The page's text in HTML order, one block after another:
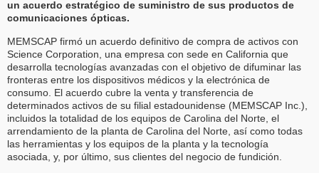
un acuerdo estratégico de suministro de sus productos de
comunicaciones ópticas.
MEMSCAP firmó un acuerdo definitivo de compra de activos con
Science Corporation, una empresa con sede en California que
desarrolla tecnologías avanzadas con el objetivo de difuminar las
fronteras entre los dispositivos médicos y la electrónica de
consumo. El acuerdo cubre la venta y transferencia de
determinados activos de su filial estadounidense (MEMSCAP Inc.),
incluidos la totalidad de los equipos de Carolina del Norte, el
arrendamiento de la planta de Carolina del Norte, así como todas
las herramientas y los equipos de la planta y la tecnología
asociada, y, por último, sus clientes del negocio de fundición.